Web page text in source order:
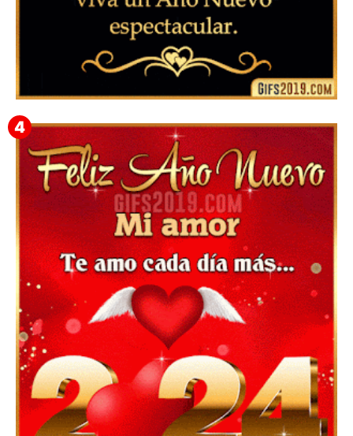
▷ Feliz año nuevo 2026 Familia 【❤️】Frases,
Mensajes y GiF